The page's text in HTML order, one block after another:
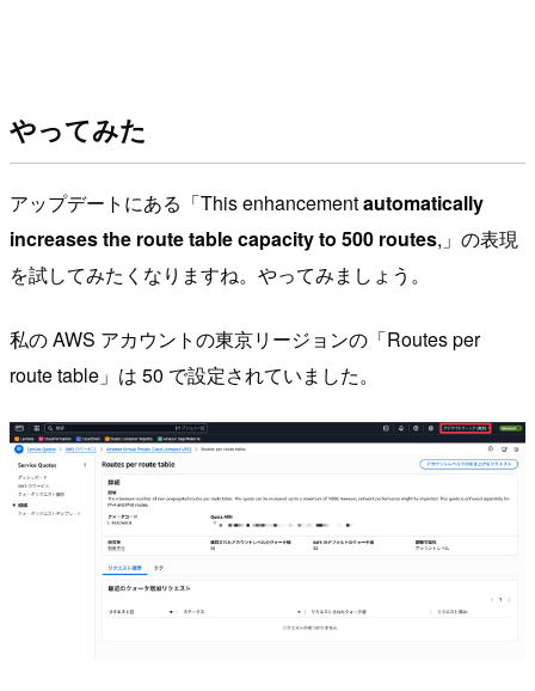
やってみた
アップデートにある「This enhancementautomatically
increases the route table capacity to 500 routes,」の表現
を試してみたくなりますね。やってみましょう。
私の AWS アカウントの東京リージョンの「Routes per
route table」は 50 で設定されていました。